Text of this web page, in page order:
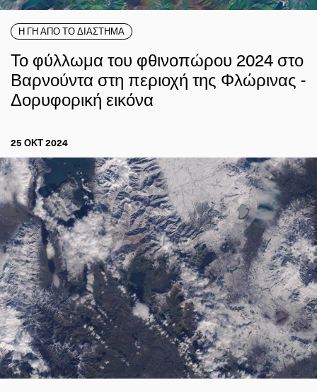
Η ΓΗ ΑΠΟ ΤΟ ΔΙΑΣΤΗΜΑ
Το φύλλωμα του φθινοπώρου 2024 στο
Βαρνούντα στη περιοχή της Φλώρινας -
Δορυφορική εικόνα
25 ΟΚΤ 2024